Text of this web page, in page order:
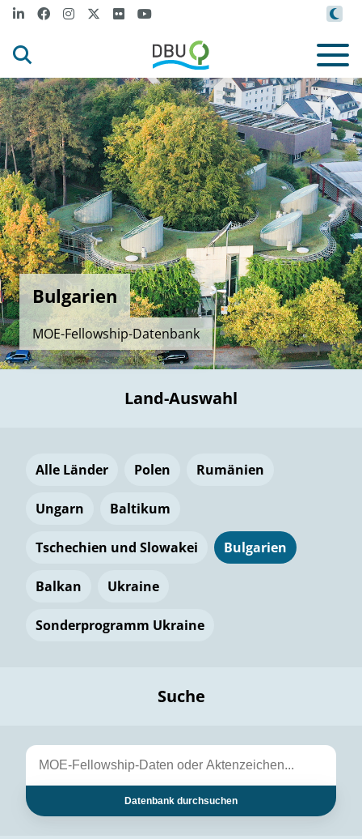
Bulgarien
MOE-Fellowship-Datenbank
Land-Auswahl
Alle Länder Polen Rumänien
Ungarn Baltikum
Tschechien und Slowakei Bulgarien
Balkan Ukraine
Sonderprogramm Ukraine
Suche
Datenbank durchsuchen